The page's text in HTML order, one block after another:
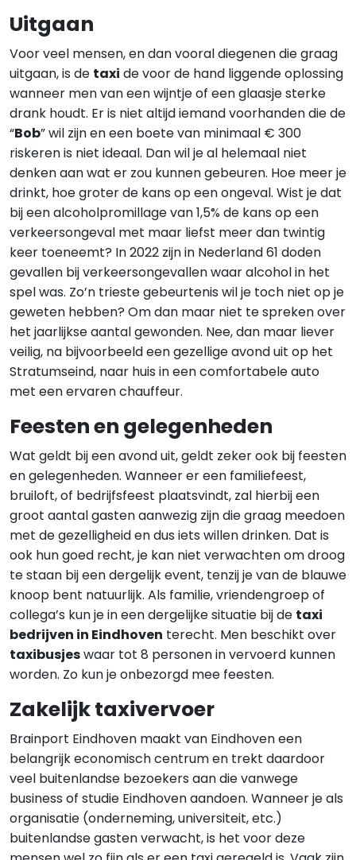
Uitgaan
Voor veel mensen, en dan vooral diegenen die graag
uitgaan, is de taxi de voor de hand liggende oplossing
wanneer men van een wijntje of een glaasje sterke
drank houdt. Er is niet altijd iemand voorhanden die de
“Bob” wil zijn en een boete van minimaal € 300
riskeren is niet ideaal. Dan wil je al helemaal niet
denken aan wat er zou kunnen gebeuren. Hoe meer je
drinkt, hoe groter de kans op een ongeval. Wist je dat
bij een alcoholpromillage van 1,5% de kans op een
verkeersongeval met maar liefst meer dan twintig
keer toeneemt? In 2022 zijn in Nederland 61 doden
gevallen bij verkeersongevallen waar alcohol in het
spel was. Zo’n trieste gebeurtenis wil je toch niet op je
geweten hebben? Om dan maar niet te spreken over
het jaarlijkse aantal gewonden. Nee, dan maar liever
veilig, na bijvoorbeeld een gezellige avond uit op het
Stratumseind, naar huis in een comfortabele auto
met een ervaren chauffeur.
Feesten en gelegenheden
Wat geldt bij een avond uit, geldt zeker ook bij feesten
en gelegenheden. Wanneer er een familiefeest,
bruiloft, of bedrijfsfeest plaatsvindt, zal hierbij een
groot aantal gasten aanwezig zijn die graag meedoen
met de gezelligheid en dus iets willen drinken. Dat is
ook hun goed recht, je kan niet verwachten om droog
te staan bij een dergelijk event, tenzij je van de blauwe
knoop bent natuurlijk. Als familie, vriendengroep of
collega’s kun je in een dergelijke situatie bij de taxi
bedrijven in Eindhoven terecht. Men beschikt over
taxibusjeswaar tot 8 personen in vervoerd kunnen
worden. Zo kun je onbezorgd mee feesten.
Zakelijk taxivervoer
Brainport Eindhoven maakt van Eindhoven een
belangrijk economisch centrum en trekt daardoor
veel buitenlandse bezoekers aan die vanwege
business of studie Eindhoven aandoen. Wanneer je als
organisatie (onderneming, universiteit, etc.)
buitenlandse gasten verwacht, is het voor deze